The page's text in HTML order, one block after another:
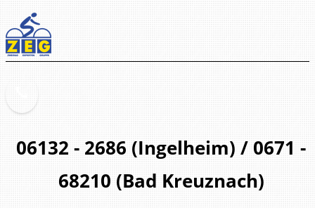
06132 - 2686 (Ingelheim) / 0671 -
68210 (Bad Kreuznach)